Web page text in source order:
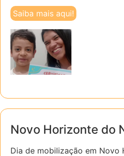
Saiba mais aqui!
Novo Horizonte do
Dia de mobilização em Novo